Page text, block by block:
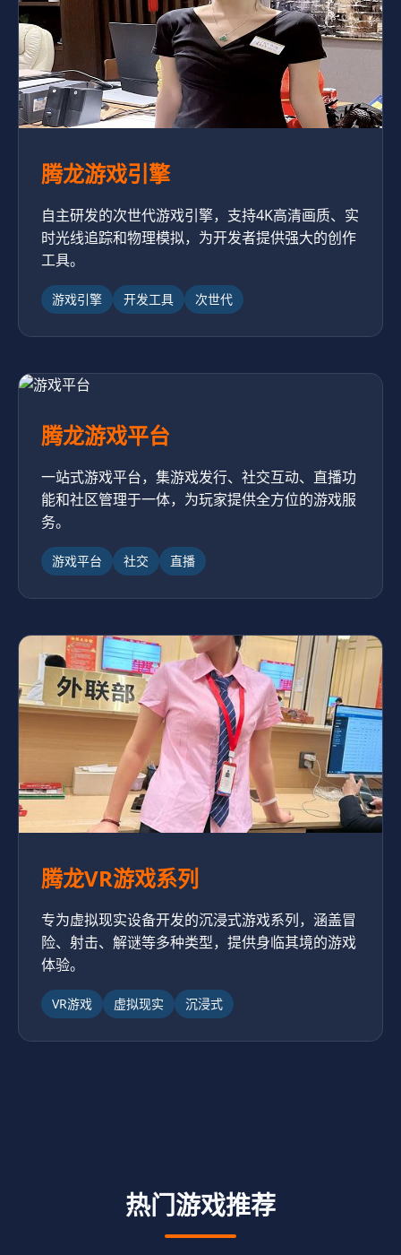
腾龙游戏引擎
自主研发的次世代游戏引擎，支持4K高清画质、实
时光线追踪和物理模拟，为开发者提供强大的创作
工具。
游戏引擎 开发工具 次世代
腾龙游戏平台
一站式游戏平台，集游戏发行、社交互动、直播功
能和社区管理于一体，为玩家提供全方位的游戏服
务。
游戏平台 社交 直播
腾龙VR游戏系列
专为虚拟现实设备开发的沉浸式游戏系列，涵盖冒
险、射击、解谜等多种类型，提供身临其境的游戏
体验。
VR游戏 虚拟现实 沉浸式
热门游戏推荐